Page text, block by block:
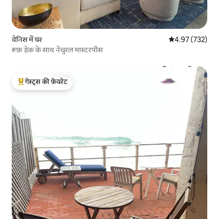
वेनिस में घर औसत रेटिंग 5 में से
4.97 (732)
रूफ़ डेक के साथ नेचुरल मास्टरपीस
गेस्ट्स का टॉप फ़ेवरेट
गेस्ट्स की फ़ेवरेट